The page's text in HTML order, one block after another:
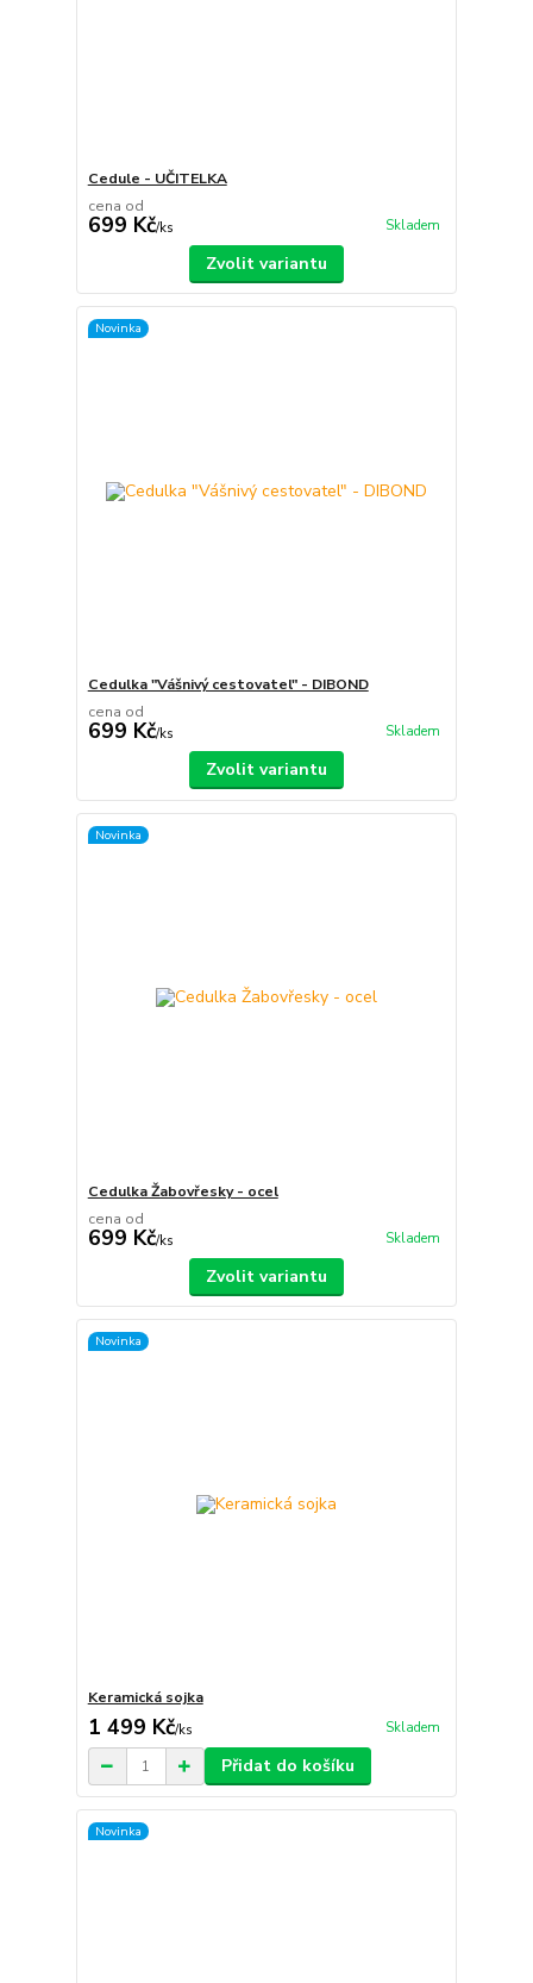
Cedule - UČITELKA
cena od
699 Kč/ks Skladem
Zvolit variantu
Novinka
Cedulka "Vášnivý cestovatel" - DIBOND
cena od
699 Kč/ks Skladem
Zvolit variantu
Novinka
Cedulka Žabovřesky - ocel
cena od
699 Kč/ks Skladem
Zvolit variantu
Novinka
Keramická sojka
1 499 Kč/ks Skladem
Přidat do košíku
Novinka